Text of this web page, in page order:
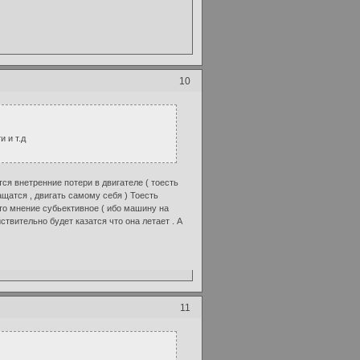
10
и т.д
внетренние потери в двигателе ( тоесть
, двигать самому себя ) Тоесть
мнение субьективное ( ибо машину на
будет казатся что она летает . А
11